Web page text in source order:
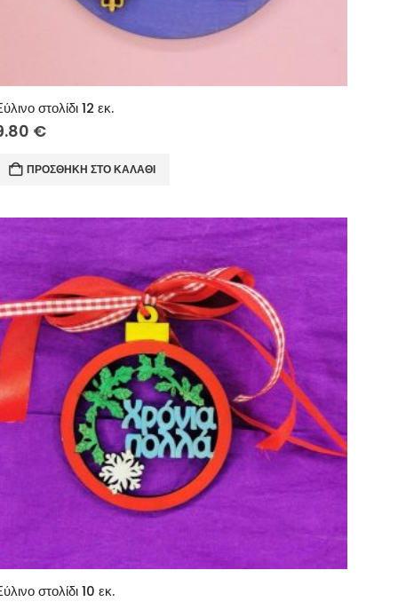
στολίδι 12 εκ.
€
ΠΡΟΣΘΉΚΗ ΣΤΟ ΚΑΛΆΘΙ
στολίδι 10 εκ.